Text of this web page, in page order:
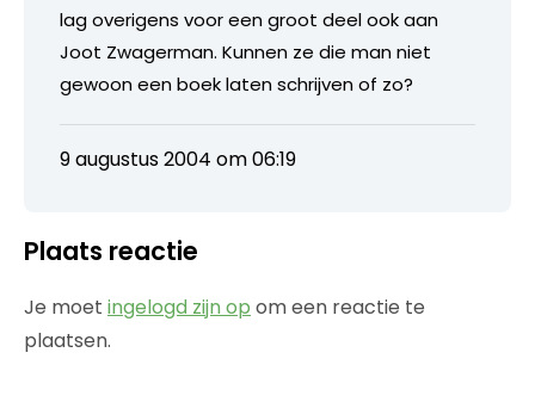
lag overigens voor een groot deel ook aan
Joot Zwagerman. Kunnen ze die man niet
gewoon een boek laten schrijven of zo?
9 augustus 2004 om 06:19
Plaats reactie
Je moet ingelogd zijn op om een reactie te
plaatsen.